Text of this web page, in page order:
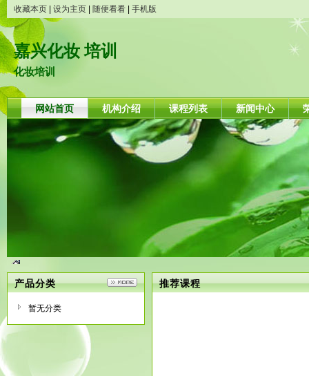
收藏本页 设为主页 随便看看 手机版
嘉兴化妆 培训
化妆培训
网站首页 机构介绍 课程列表 新闻中心
产品分类
暂无分类
推荐课程